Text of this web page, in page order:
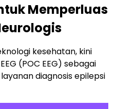
Memperluas
kesehatan, kini
(POC EEG) sebagai
diagnosis epilepsi